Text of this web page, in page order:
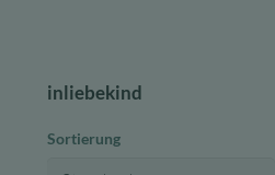
inliebekind
Sortierung